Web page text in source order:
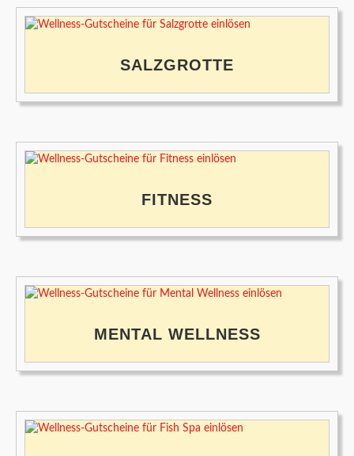
SALZGROTTE
FITNESS
MENTAL WELLNESS